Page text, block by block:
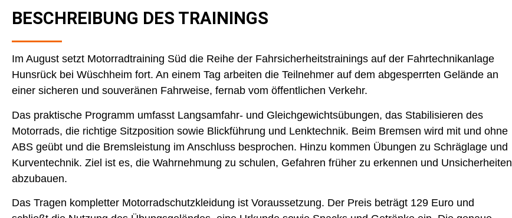
BESCHREIBUNG DES TRAININGS
Im August setzt Motorradtraining Süd die Reihe der Fahrsicherheitstrainings auf der Fahrtechnikanlage
Hunsrück bei Wüschheim fort. An einem Tag arbeiten die Teilnehmer auf dem abgesperrten Gelände an
einer sicheren und souveränen Fahrweise, fernab vom öffentlichen Verkehr.
Das praktische Programm umfasst Langsamfahr- und Gleichgewichtsübungen, das Stabilisieren des
Motorrads, die richtige Sitzposition sowie Blickführung und Lenktechnik. Beim Bremsen wird mit und ohne
ABS geübt und die Bremsleistung im Anschluss besprochen. Hinzu kommen Übungen zu Schräglage und
Kurventechnik. Ziel ist es, die Wahrnehmung zu schulen, Gefahren früher zu erkennen und Unsicherheiten
abzubauen.
Das Tragen kompletter Motorradschutzkleidung ist Voraussetzung. Der Preis beträgt 129 Euro und